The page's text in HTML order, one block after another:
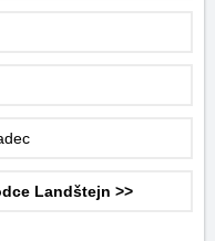
Landštejn >>